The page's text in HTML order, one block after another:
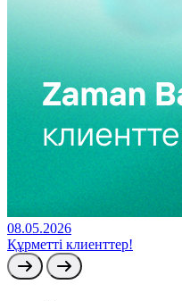
08.05.2026
Құрметті клиенттер!